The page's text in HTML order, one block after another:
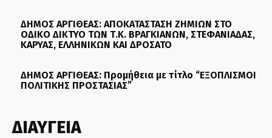
ΔΗΜΟΣ ΑΡΓΙΘΕΑΣ: ΑΠΟΚΑΤΑΣΤΑΣΗ ΖΗΜΙΩΝ ΣΤΟ
ΟΔΙΚΟ ΔΙΚΤΥΟ ΤΩΝ Τ.Κ. ΒΡΑΓΚΙΑΝΩΝ, ΣΤΕΦΑΝΙΑΔΑΣ,
ΚΑΡΥΑΣ, ΕΛΛΗΝΙΚΩΝ ΚΑΙ ΔΡΟΣΑΤΟ
ΔΗΜΟΣ ΑΡΓΙΘΕΑΣ: Προμήθεια με τίτλο “ΕΞΟΠΛΙΣΜΟΙ
ΠΟΛΙΤΙΚΗΣ ΠΡΟΣΤΑΣΙΑΣ”
ΔΙΑΥΓΕΙΑ